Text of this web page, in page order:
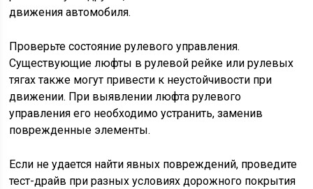
движения автомобиля.
Проверьте состояние рулевого управления.
Существующие люфты в рулевой рейке или рулевых
тягах также могут привести к неустойчивости при
движении. При выявлении люфта рулевого
управления его необходимо устранить, заменив
поврежденные элементы.
Если не удается найти явных повреждений, проведите
тест-драйв при разных условиях дорожного покрытия